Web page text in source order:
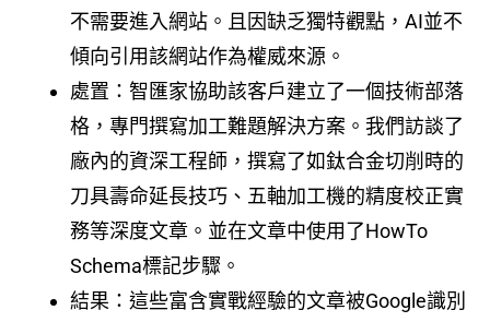
不需要進入網站。且因缺乏獨特觀點，AI並不
傾向引用該網站作為權威來源。
處置：智匯家協助該客戶建立了一個技術部落
格，專門撰寫加工難題解決方案。我們訪談了
廠內的資深工程師，撰寫了如鈦合金切削時的
刀具壽命延長技巧、五軸加工機的精度校正實
務等深度文章。並在文章中使用了HowTo
Schema標記步驟。
結果：這些富含實戰經驗的文章被Google識別